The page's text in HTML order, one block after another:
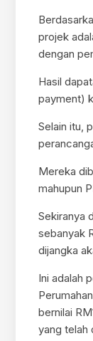
projek
dengan
Hasil
payment)
Selain itu,
Mereka
mahupun
Sekiranya
sebanyak
dijangka
Ini adalah
bernilai
yang telah